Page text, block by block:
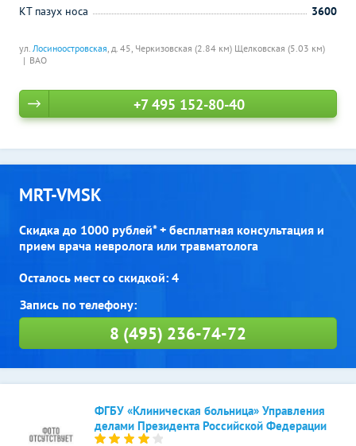
ул. Лосиноостровская, д. 45, Черкизовская (2.84 км) Щелковская (5.03 км)
ВАО
КТ пазух носа
3600
+7 495 152-80-40
MRT-VMSK
Скидка до 1000 рублей* + бесплатная консультация и
прием врача невролога или травматолога
Осталось мест со скидкой: 4
8 (495) 236-74-72
ФГБУ «Клиническая больница» Управления
делами Президента Российской Федерации